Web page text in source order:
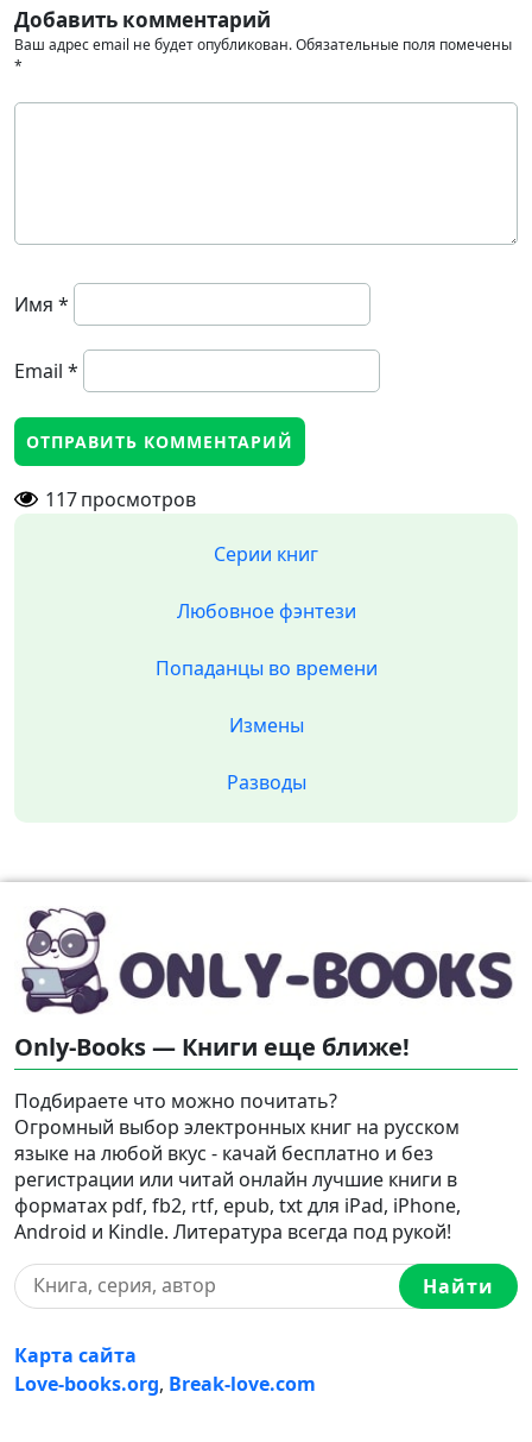
Добавить комментарий
Ваш адрес email не будет опубликован.Обязательные поля помечены
*
Имя *
Email *
117просмотров
Серии книг
Любовное фэнтези
Попаданцы во времени
Измены
Разводы
Only-Books — Книги еще ближе!
Подбираете что можно почитать?
Огромный выбор электронных книг на русском
языке на любой вкус - качай бесплатно и без
регистрации или читай онлайн лучшие книги в
форматах pdf, fb2, rtf, epub, txt для iPad, iPhone,
Android и Kindle. Литература всегда под рукой!
Найти
Карта сайта
Love-books.org, Break-love.com